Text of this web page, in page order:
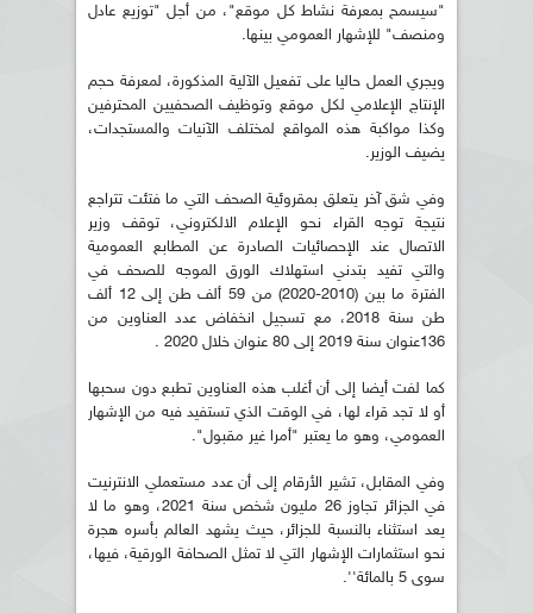
"سيسمح بمعرفة نشاط كل موقع"، من أجل "توزيع عادل
ومنصف" للإشهار العمومي بينها.
ويجري العمل حاليا على تفعيل الآلية المذكورة، لمعرفة حجم
الإنتاج الإعلامي لكل موقع وتوظيف الصحفيين المحترفين
وكذا مواكبة هذه المواقع لمختلف الآنيات والمستجدات،
يضيف الوزير.
وفي شق آخر يتعلق بمقروئية الصحف التي ما فتئت تتراجع
نتيجة توجه القراء نحو الإعلام الالكتروني، توقف وزير
الاتصال عند الإحصائيات الصادرة عن المطابع العمومية
والتي تفيد بتدني استهلاك الورق الموجه للصحف في
الفترة ما بين (2010-2020) من 59 ألف طن إلى 12 ألف
طن سنة 2018، مع تسجيل انخفاض عدد العناوين من
136عنوان سنة 2019 إلى 80 عنوان خلال 2020 .
كما لفت أيضا إلى أن أغلب هذه العناوين تطبع دون سحبها
أو لا تجد قراء لها، في الوقت الذي تستفيد فيه من الإشهار
العمومي، وهو ما يعتبر "أمرا غير مقبول".
وفي المقابل، تشير الأرقام إلى أن عدد مستعملي الانترنيت
في الجزائر تجاوز 26 مليون شخص سنة 2021، وهو ما لا
يعد استثناء بالنسبة للجزائر، حيث يشهد العالم بأسره هجرة
نحو استثمارات الإشهار التي لا تمثل الصحافة الورقية، فيها،
سوى 5 بالمائة''.